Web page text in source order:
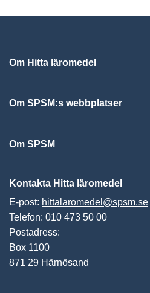
Om Hitta läromedel
Om SPSM:s webbplatser
Om SPSM
Kontakta Hitta läromedel
E-post: hittalaromedel@spsm.se
Telefon: 010 473 50 00
Postadress:
Box 1100
871 29 Härnösand